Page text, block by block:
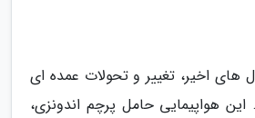
های اخیر، تغییر و تحولات عمده ای
هواپیمایی حامل پرچم اندونزی،